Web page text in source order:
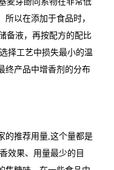
以在添加于食品时，
备液，再按配方的配比
择工艺中损失最小的温
终产品中增香剂的分布
的推荐用量,这个量都是
效果、用量最少的目